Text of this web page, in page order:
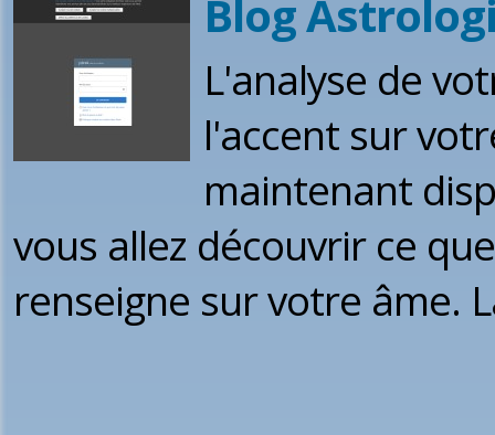
Blog
L'analyse de
l'accent sur
maintenant
vous allez découvrir ce
renseigne sur votre âme.